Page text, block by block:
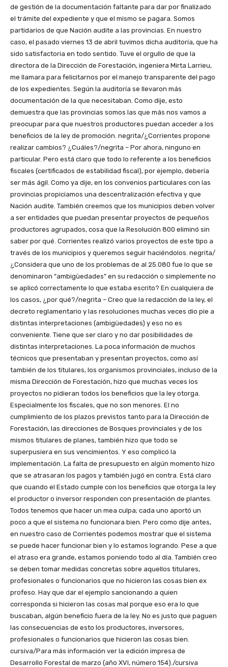
de gestión de la documentación faltante para dar por finalizado
el trámite del expediente y que el mismo se pagara. Somos
partidarios de que Nación audite a las provincias. En nuestro
caso, el pasado viernes 13 de abril tuvimos dicha auditoría, que ha
sido satisfactoria en todo sentido. Tuve el orgullo de que la
directora de la Dirección de Forestación, ingeniera Mirta Larrieu,
me llamara para felicitarnos por el manejo transparente del pago
de los expedientes. Según la auditoría se llevaron más
documentación de la que necesitaban. Como dije, esto
demuestra que las provincias somos las que más nos vamos a
preocupar para que nuestros productores puedan acceder a los
beneficios de la ley de promoción. negrita/¿Corrientes propone
realizar cambios? ¿Cuáles?/negrita – Por ahora, ninguno en
particular. Pero está claro que todo lo referente a los beneficios
fiscales (certificados de estabilidad fiscal), por ejemplo, debería
ser más ágil. Como ya dije, en los convenios particulares con las
provincias propiciamos una descentralización efectiva y que
Nación audite. También creemos que los municipios deben volver
a ser entidades que puedan presentar proyectos de pequeños
productores agrupados, cosa que la Resolución 800 eliminó sin
saber por qué. Corrientes realizó varios proyectos de este tipo a
través de los municipios y queremos seguir haciéndolos. negrita/
¿Considera que uno de los problemas de al 25.080 fue lo que se
denominaron “ambigüedades” en su redacción o simplemente no
se aplicó correctamente lo que estaba escrito? En cualquiera de
los casos, ¿por qué?/negrita – Creo que la redacción de la ley, el
decreto reglamentario y las resoluciones muchas veces dio pie a
distintas interpretaciones (ambigüedades) y eso no es
conveniente. Tiene que ser claro y no dar posibilidades de
distintas interpretaciones. La poca información de muchos
técnicos que presentaban y presentan proyectos, como así
también de los titulares, los organismos provinciales, incluso de la
misma Dirección de Forestación, hizo que muchas veces los
proyectos no pidieran todos los beneficios que la ley otorga.
Especialmente los fiscales, que no son menores. El no
cumplimiento de los plazos previstos tanto para la Dirección de
Forestación, las direcciones de Bosques provinciales y de los
mismos titulares de planes, también hizo que todo se
superpusiera en sus vencimientos. Y eso complicó la
implementación. La falta de presupuesto en algún momento hizo
que se atrasaran los pagos y también jugó en contra. Está claro
que cuando el Estado cumple con los beneficios que otorga la ley
el productor o inversor responden con presentación de plantes.
Todos tenemos que hacer un mea culpa; cada uno aportó un
poco a que el sistema no funcionara bien. Pero como dije antes,
en nuestro caso de Corrientes podemos mostrar que el sistema
se puede hacer funcionar bien y lo estamos logrando. Pese a que
el atraso era grande, estamos poniendo todo al día. También creo
se deben tomar medidas concretas sobre aquellos titulares,
profesionales o funcionarios que no hicieron las cosas bien ex
profeso. Hay que dar el ejemplo sancionando a quien
corresponda si hicieron las cosas mal porque eso era lo que
buscaban, algún beneficio fuera de la ley. No es justo que paguen
las consecuencias de esto los productores, inversores,
profesionales o funcionarios que hicieron las cosas bien.
cursiva/Para más información ver la edición impresa de
Desarrollo Forestal de marzo (año XVI, número 154)./cursiva